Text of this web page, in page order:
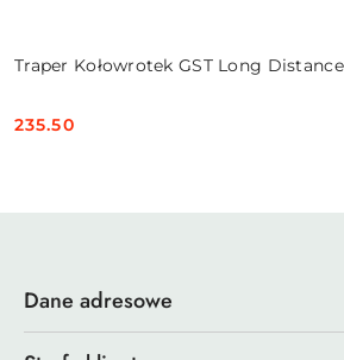
Traper Kołowrotek GST Long
Cena:
235.50
Dane adresowe